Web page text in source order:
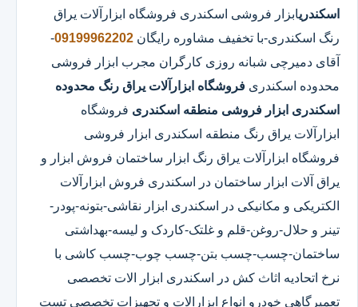
اسکندریابزار فروشی اسکندری فروشگاه ابزارآلات یراق
رنگ اسکندری-با تخفیف مشاوره رایگان 09199962202
-
آقای دمیرچی شبانه روزی کارگران مجرب ابزار فروشی
محدوده اسکندری فروشگاه ابزارآلات یراق رنگ محدوده
اسکندری ابزار فروشی منطقه اسکندری فروشگاه
ابزارآلات یراق رنگ منطقه اسکندری ابزار فروشی
فروشگاه ابزارآلات یراق رنگ ابزار ساختمان فروش ابزار و
یراق آلات ابزار ساختمان در اسکندری فروش ابزارآلات
الکتریکی و مکانیکی در اسکندری ابزار نقاشی-بتونه-پودر-
تینر و حلال-روغن-قلم و غلتک-کاردک و لیسه-بهداشتی
ساختمان-چسب-چسب بتن-چسب چوب-چسب کاشی با
نرخ اتحادیه اثاث کش در اسکندری ابزار الات تخصصی
تعمیرگاهی خودرو انواع ابزارالات و تجهیزات تخصصی تست